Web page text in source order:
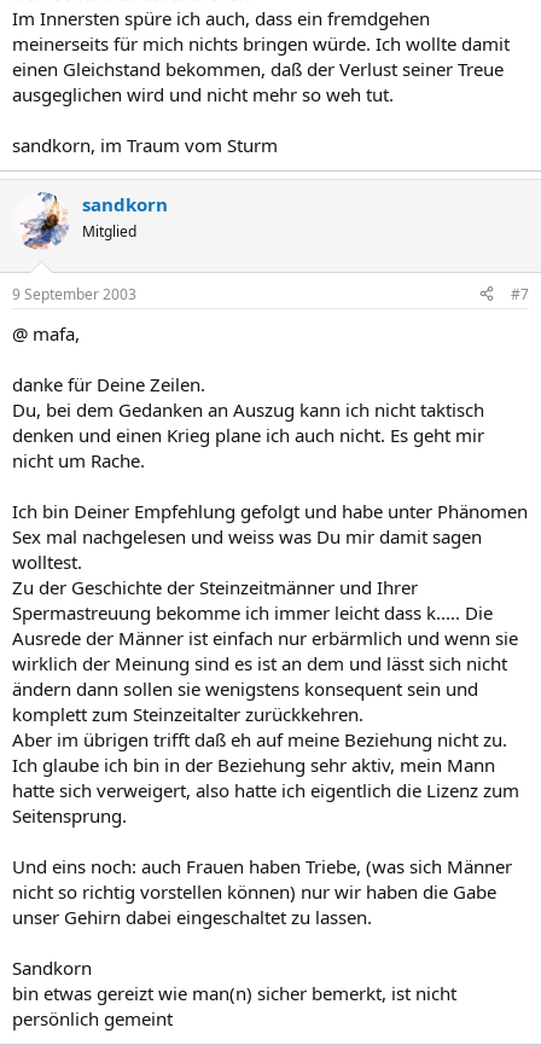
Im Innersten spüre ich auch, dass ein fremdgehen
meinerseits für mich nichts bringen würde. Ich wollte damit
einen Gleichstand bekommen, daß der Verlust seiner Treue
ausgeglichen wird und nicht mehr so weh tut.
sandkorn, im Traum vom Sturm
sandkorn
Mitglied
9 September 2003 #7
@ mafa,
danke für Deine Zeilen.
Du, bei dem Gedanken an Auszug kann ich nicht taktisch
denken und einen Krieg plane ich auch nicht. Es geht mir
nicht um Rache.
Ich bin Deiner Empfehlung gefolgt und habe unter Phänomen
Sex mal nachgelesen und weiss was Du mir damit sagen
wolltest.
Zu der Geschichte der Steinzeitmänner und Ihrer
Spermastreuung bekomme ich immer leicht dass k..... Die
Ausrede der Männer ist einfach nur erbärmlich und wenn sie
wirklich der Meinung sind es ist an dem und lässt sich nicht
ändern dann sollen sie wenigstens konsequent sein und
komplett zum Steinzeitalter zurückkehren.
Aber im übrigen trifft daß eh auf meine Beziehung nicht zu.
Ich glaube ich bin in der Beziehung sehr aktiv, mein Mann
hatte sich verweigert, also hatte ich eigentlich die Lizenz zum
Seitensprung.
Und eins noch: auch Frauen haben Triebe, (was sich Männer
nicht so richtig vorstellen können) nur wir haben die Gabe
unser Gehirn dabei eingeschaltet zu lassen.
Sandkorn
bin etwas gereizt wie man(n) sicher bemerkt, ist nicht
persönlich gemeint